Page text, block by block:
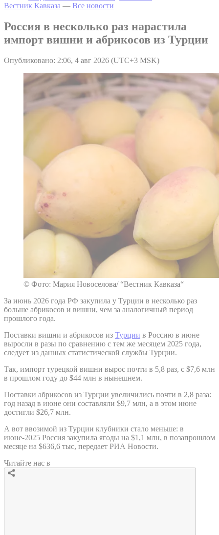
Вестник Кавказа — Все новости
Россия в несколько раз нарастила
импорт вишни и абрикосов из Турции
Опубликовано: 2:06, 4 авг 2026 (UTC+3 MSK)
© Фото: Мария Новоселова/ “Вестник Кавказа“
За июнь 2026 года РФ закупила у Турции в несколько раз
больше абрикосов и вишни, чем за аналогичный период
прошлого года.
Поставки вишни и абрикосов из Турции в Россию в июне
выросли в разы по сравнению с тем же месяцем 2025 года,
следует из данных статистической службы Турции.
Так, импорт турецкой вишни вырос почти в 5,8 раз, с $7,6 млн
в прошлом году до $44 млн в нынешнем.
Поставки абрикосов из Турции увеличились почти в 2,8 раза:
год назад в июне они составляли $9,7 млн, а в этом июне
достигли $26,7 млн.
А вот ввозимой из Турции клубники стало меньше: в
июне-2025 Россия закупила ягоды на $1,1 млн, в позапрошлом
месяце на $636,6 тыс, передает РИА Новости.
Читайте нас в